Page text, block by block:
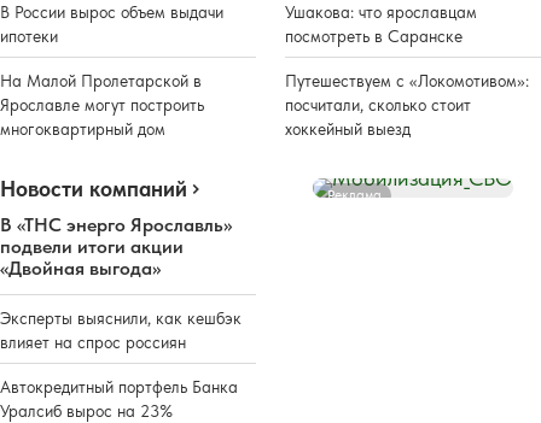
В России вырос объем выдачи
ипотеки
На Малой Пролетарской в
Ярославле могут построить
многоквартирный дом
Ушакова: что ярославцам
посмотреть в Саранске
Путешествуем с «Локомотивом»:
посчитали, сколько стоит
хоккейный выезд
Новости компаний
В «ТНС энерго Ярославль»
подвели итоги акции
«Двойная выгода»
Эксперты выяснили, как кешбэк
влияет на спрос россиян
Автокредитный портфель Банка
Уралсиб вырос на 23%
Реклама